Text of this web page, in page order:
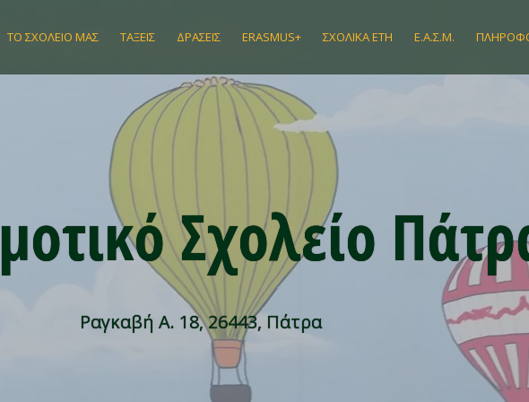
ΤΟ ΣΧΟΛΕΊΟ ΜΑΣ ΤΆΞΕΙΣ ΔΡΆΣΕΙΣ ERASMUS+ ΣΧΟΛΙΚΆ ΈΤΗ Ε.Α.Σ.Μ.
Σχολείο
Ραγκαβή Α. 18, 26443, Πάτρα